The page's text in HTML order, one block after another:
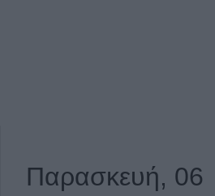
Παρασκευή, 06